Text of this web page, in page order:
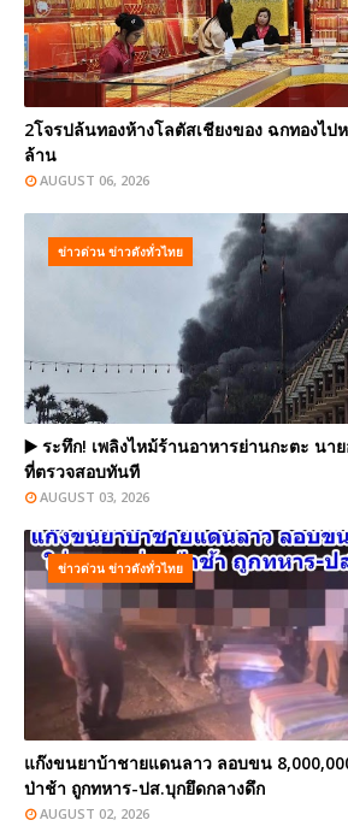
2โจรปล้นทองห้างโลตัสเชียงของ ฉกทองไป
ล้าน
AUGUST 06, 2026
ข่าวด่วน ข่าวดังทั่วไทย
▶️ ระทึก! เพลิงไหม้ร้านอาหารย่านกะตะ นาย
ที่ตรวจสอบทันที
AUGUST 03, 2026
ข่าวด่วน ข่าวดังทั่วไทย
แก๊งขนยาบ้าชายแดนลาว ลอบขน
ป่าช้า ถูกทหาร-ปส.บุกยึดกลางดึก
AUGUST 02, 2026